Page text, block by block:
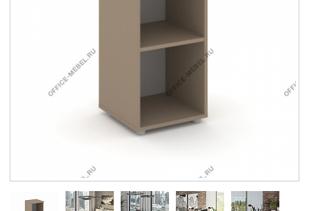
Заказать обратный звонок